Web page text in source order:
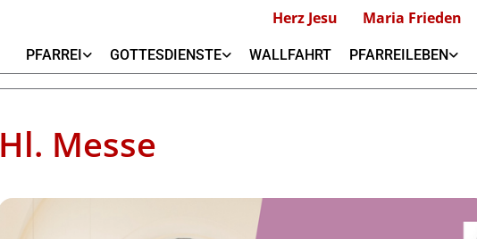
Herz Jesu Maria Frieden
PFARREI GOTTESDIENSTE WALLFAHRT PFARREILEBEN
Hl. Messe